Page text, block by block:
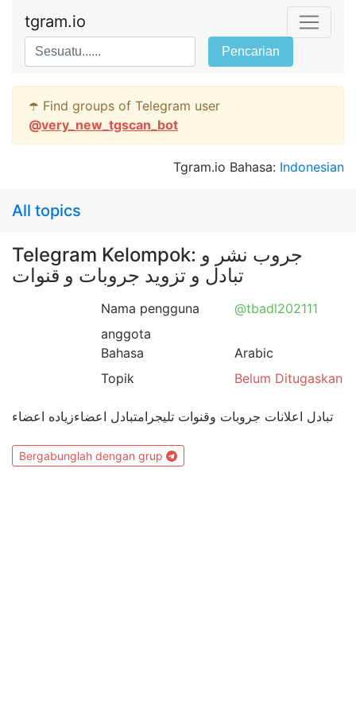
tgram.io
Pencarian
☂️ Find groups of Telegram user
@very_new_tgscan_bot
Tgram.io Bahasa: Indonesian
All topics
Telegram Kelompok: جروب نشر و
تبادل و تزويد جروبات و قنوات
Nama pengguna
@tbadl202111
anggota
Bahasa
Arabic
Topik
Belum Ditugaskan
تبادل اعلانات جروبات وقنوات تليجرامتبادل اعضاءزياده اعضاء
Bergabunglah dengan grup